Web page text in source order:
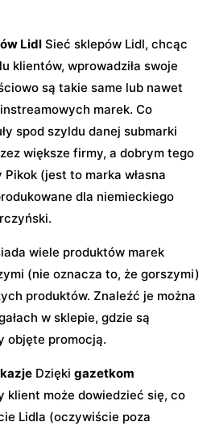
Lidl Sieć sklepów Lidl, chcąc
klientów, wprowadziła swoje
są takie same lub nawet
marek. Co
spod szyldu danej submarki
większe firmy, a dobrym tego
Pikok (jest to marka własna
dla niemieckiego
wiele produktów marek
(nie oznacza to, że gorszymi)
produktów. Znaleźć je można
w sklepie, gdzie są
objęte promocją.
Dzięki gazetkom
klient może dowiedzieć się, co
Lidla (oczywiście poza